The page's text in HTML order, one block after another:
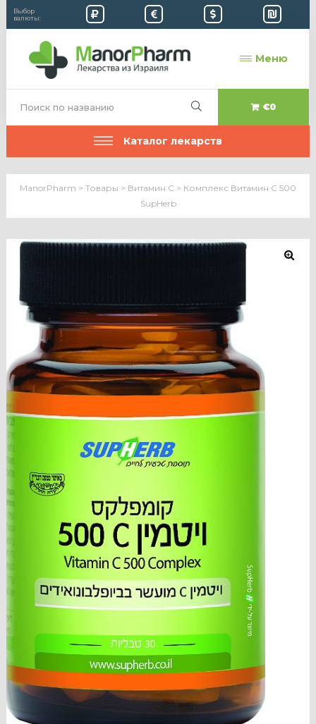
Выбор
валюты:
Меню
€0
Каталог лекарств
ManorPharm > Товары > Витамин C > Комплекс Витамин C 500
SupHerb